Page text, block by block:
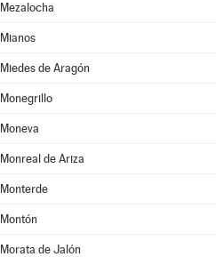
Mezalocha
Mianos
Miedes de Aragón
Monegrillo
Moneva
Monreal de Ariza
Monterde
Montón
Morata de Jalón